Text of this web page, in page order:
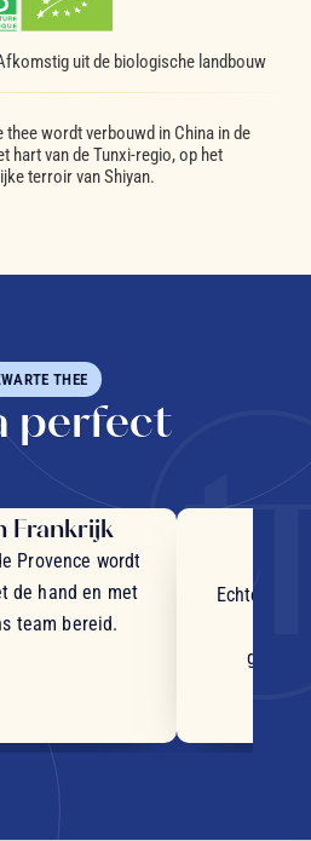
uit de biologische landbouw
wordt verbouwd in China in de
hart van de Tunxi-regio, op het
terroir van Shiyan.
THEE
perfect
Frankrijk
Provence wordt
de hand en met
team bereid.
Echte